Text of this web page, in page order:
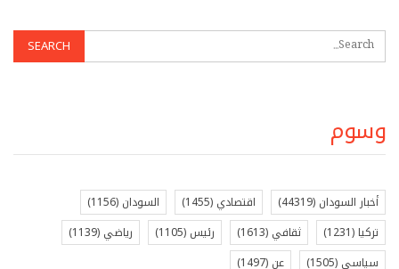
وسوم
أخبار السودان (44319) اقتصادي (1455) السودان (1156)
تركيا (1231) ثقافي (1613) رئيس (1105) رياضي (1139)
سياسي (1505) عن (1497)